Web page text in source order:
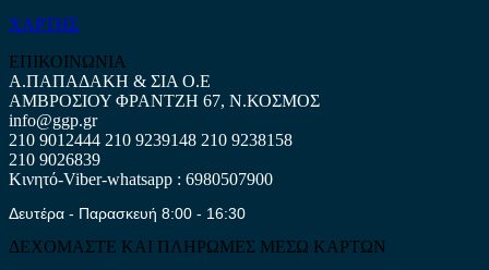
ΧΑΡΤΗΣ
ΕΠΙΚΟΙΝΩΝΙΑ
Α.ΠΑΠΑΔΑΚΗ & ΣΙΑ Ο.Ε
ΑΜΒΡΟΣΙΟΥ ΦΡΑΝΤΖΗ 67, Ν.ΚΟΣΜΟΣ
info@ggp.gr
210 9012444 210 9239148 210 9238158
210 9026839
Κινητό-Viber-whatsapp : 6980507900
Δευτέρα - Παρασκευή 8:00 - 16:30
ΔΕΧΟΜΑΣΤΕ ΚΑΙ ΠΛΗΡΩΜΕΣ ΜΕΣΩ ΚΑΡΤΩΝ